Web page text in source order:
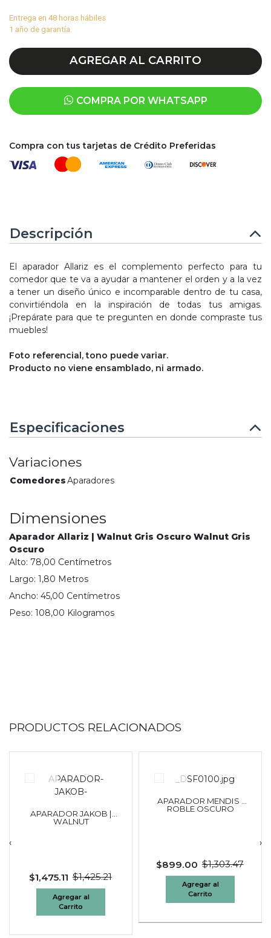
Entrega en 48 horas hábiles
1 año de garantía.
AGREGAR AL CARRITO
COMPRA POR WHATSAPP
Compra con tus tarjetas de Crédito Preferidas
Descripción
El aparador Allariz es el complemento perfecto para tu
comedor que te va a ayudar a mantener el orden y a la vez
a tener un diseño único e incomparable dentro de tu casa,
convirtiéndola en la inspiración de todas tus amigas.
¡Prepárate para que te pregunten en donde compraste tus
muebles!
Foto referencial, tono puede variar.
Producto no viene ensamblado, ni armado.
Especificaciones
Variaciones
ComedoresAparadores
Dimensiones
Aparador Allariz | Walnut Gris Oscuro Walnut Gris
Oscuro
Alto: 78,00 Centímetros
Largo: 1,80 Metros
Ancho: 45,00 Centímetros
Peso: 108,00 Kilogramos
PRODUCTOS RELACIONADOS
APARADOR JAKOB |
WALNUT
$1,475.11 $1,425.21
Agregar al
Carrito
APARADOR MENDIS |
ROBLE OSCURO
$899.00 $1,303.47
Agregar al
Carrito
‹ ›